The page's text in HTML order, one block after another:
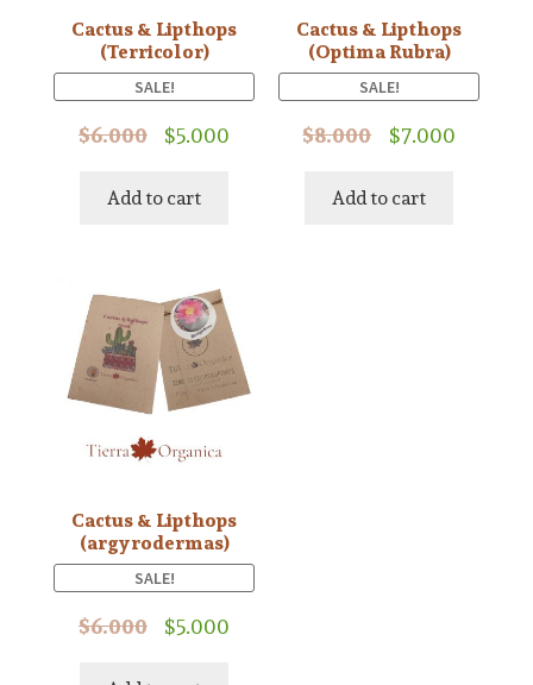
Cactus & Lipthops
(Terricolor)
SALE!
$6.000 $5.000
Add to cart
Cactus & Lipthops
(Optima Rubra)
SALE!
$8.000 $7.000
Add to cart
Cactus & Lipthops
(argyrodermas)
SALE!
$6.000 $5.000